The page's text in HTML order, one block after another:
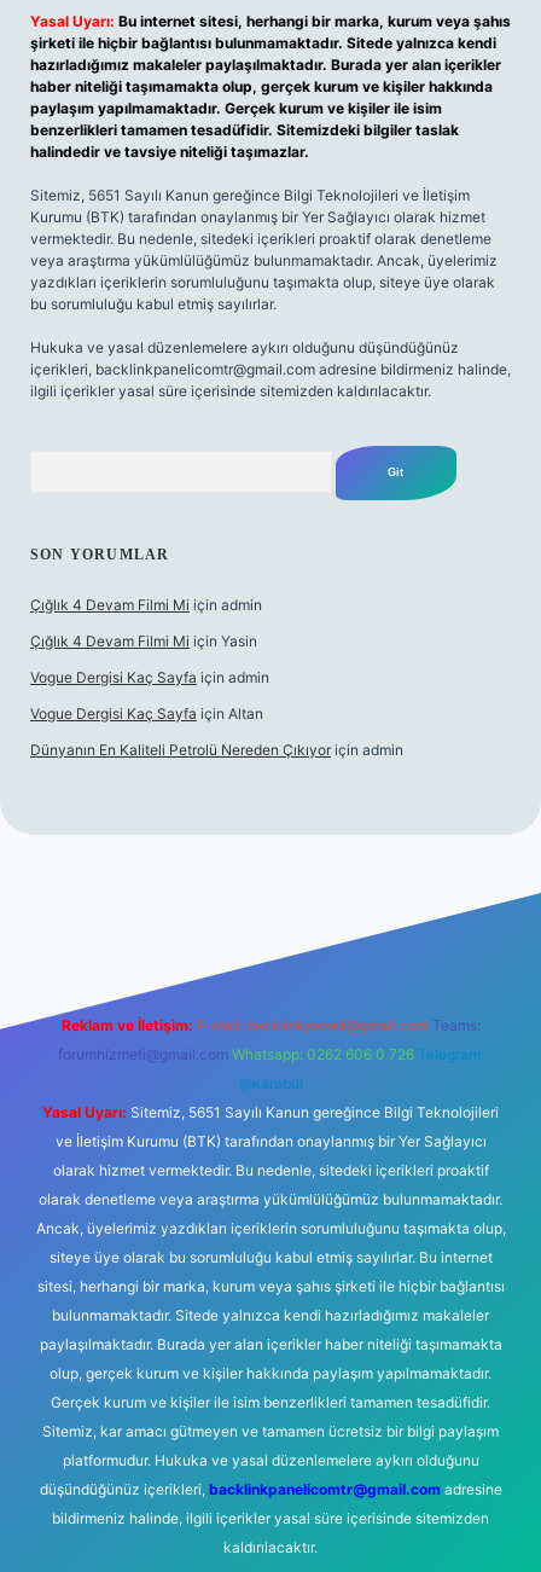
Yasal Uyarı: Bu internet sitesi, herhangi bir marka, kurum veya şahıs
şirketi ile hiçbir bağlantısı bulunmamaktadır. Sitede yalnızca kendi
hazırladığımız makaleler paylaşılmaktadır. Burada yer alan içerikler
haber niteliği taşımamakta olup, gerçek kurum ve kişiler hakkında
paylaşım yapılmamaktadır. Gerçek kurum ve kişiler ile isim
benzerlikleri tamamen tesadüfidir. Sitemizdeki bilgiler taslak
halindedir ve tavsiye niteliği taşımazlar.
Sitemiz, 5651 Sayılı Kanun gereğince Bilgi Teknolojileri ve İletişim
Kurumu (BTK) tarafından onaylanmış bir Yer Sağlayıcı olarak hizmet
vermektedir. Bu nedenle, sitedeki içerikleri proaktif olarak denetleme
veya araştırma yükümlülüğümüz bulunmamaktadır. Ancak, üyelerimiz
yazdıkları içeriklerin sorumluluğunu taşımakta olup, siteye üye olarak
bu sorumluluğu kabul etmiş sayılırlar.
Hukuka ve yasal düzenlemelere aykırı olduğunu düşündüğünüz
içerikleri, backlinkpanelicomtr@gmail.com adresine bildirmeniz halinde,
ilgili içerikler yasal süre içerisinde sitemizden kaldırılacaktır.
SON YORUMLAR
Çığlık 4 Devam Filmi Mi için admin
Çığlık 4 Devam Filmi Mi için Yasin
Vogue Dergisi Kaç Sayfa için admin
Vogue Dergisi Kaç Sayfa için Altan
Dünyanın En Kaliteli Petrolü Nereden Çıkıyor için admin
Reklam ve İletişim: E-mail: backlinkpaneli@gmail.com Teams:
forumhizmeti@gmail.com Whatsapp: 0262 606 0 726 Telegram:
@karabul
Yasal Uyarı: Sitemiz, 5651 Sayılı Kanun gereğince Bilgi Teknolojileri
ve İletişim Kurumu (BTK) tarafından onaylanmış bir Yer Sağlayıcı
olarak hizmet vermektedir. Bu nedenle, sitedeki içerikleri proaktif
olarak denetleme veya araştırma yükümlülüğümüz bulunmamaktadır.
Ancak, üyelerimiz yazdıkları içeriklerin sorumluluğunu taşımakta olup,
siteye üye olarak bu sorumluluğu kabul etmiş sayılırlar. Bu internet
sitesi, herhangi bir marka, kurum veya şahıs şirketi ile hiçbir bağlantısı
bulunmamaktadır. Sitede yalnızca kendi hazırladığımız makaleler
paylaşılmaktadır. Burada yer alan içerikler haber niteliği taşımamakta
olup, gerçek kurum ve kişiler hakkında paylaşım yapılmamaktadır.
Gerçek kurum ve kişiler ile isim benzerlikleri tamamen tesadüfidir.
Sitemiz, kar amacı gütmeyen ve tamamen ücretsiz bir bilgi paylaşım
platformudur. Hukuka ve yasal düzenlemelere aykırı olduğunu
düşündüğünüz içerikleri, backlinkpanelicomtr@gmail.comadresine
bildirmeniz halinde, ilgili içerikler yasal süre içerisinde sitemizden
kaldırılacaktır.